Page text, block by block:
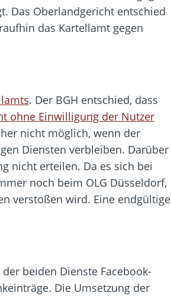
Das Oberlandgericht entschied
das Kartellamt gegen
. Der BGH entschied, dass
ohne Einwilligung der Nutzer
nicht möglich, wenn der
Diensten verbleiben. Darüber
nicht erteilen. Da es sich bei
noch beim OLG Düsseldorf,
verstoßen wird. Eine endgültige
beiden Dienste Facebook-
Die Umsetzung der